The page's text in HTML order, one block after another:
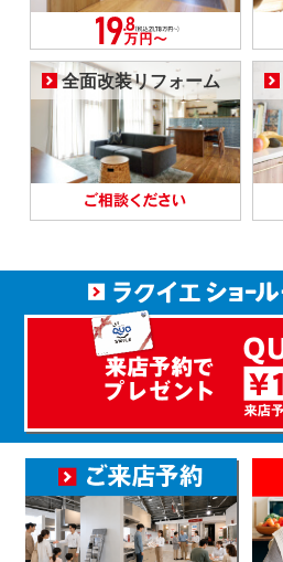
全面改装リフォーム